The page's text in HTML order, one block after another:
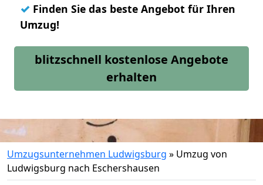
✓ Finden Sie das beste Angebot für Ihren
Umzug!
blitzschnell kostenlose Angebote
erhalten
Umzugsunternehmen Ludwigsburg » Umzug von
Ludwigsburg nach Eschershausen